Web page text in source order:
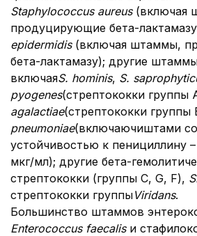
Staphylococcus aureus(включая
продуцирующие бета-
epidermidis(включая штаммы,
бета-лактамазу); другие
включаяS. hominis, S.
pyogenes(стрептококки группы
agalactiae(стрептококки группы
pneumoniae(включаючиштами
устойчивостью к пенициллину
мкг/мл); другие бета-
стрептококки (группы C, G, F),
стрептококки группыViridans.
Большинство штаммов
Enterococcus faecalisи